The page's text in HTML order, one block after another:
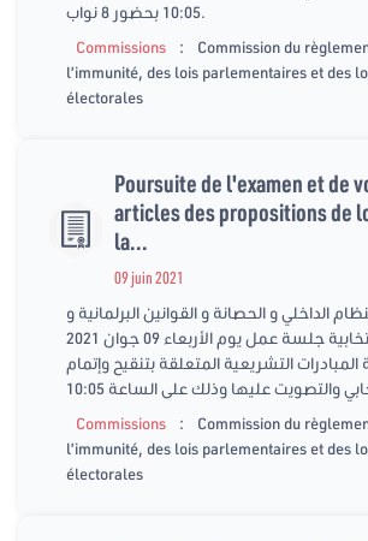
10:05 بحضور 8 نواب.
Commissions
:
Commission du
l’immunité, des lois parlementaires et des
électorales
Poursuite de l'examen et de
articles des propositions de
la...
09 juin 2021
الداخلي و الحصانة و القوانين البرلمانية و
القوانين الانتخابية جلسة عمل يوم الأربعاء 09 جوان 2021
التشريعية المتعلقة بتنقيح وإتمام
Commissions
:
Commission du
l’immunité, des lois parlementaires et des
électorales